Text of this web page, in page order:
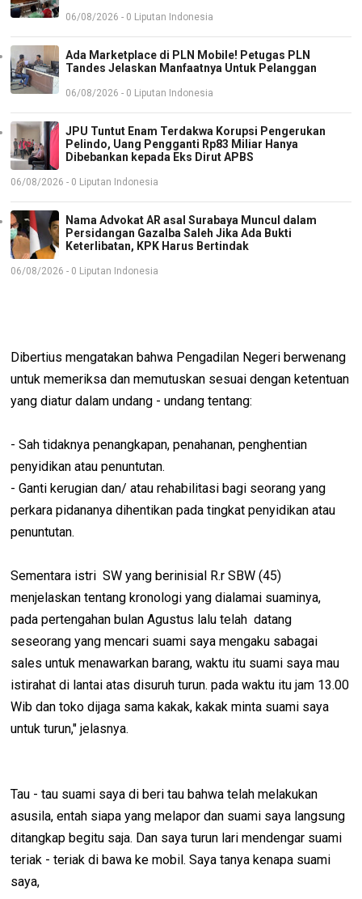
06/08/2026 - 0 Liputan Indonesia
Ada Marketplace di PLN Mobile! Petugas PLN
Tandes Jelaskan Manfaatnya Untuk Pelanggan
06/08/2026 - 0 Liputan Indonesia
JPU Tuntut Enam Terdakwa Korupsi Pengerukan
Pelindo, Uang Pengganti Rp83 Miliar Hanya
Dibebankan kepada Eks Dirut APBS
06/08/2026 - 0 Liputan Indonesia
Nama Advokat AR asal Surabaya Muncul dalam
Persidangan Gazalba Saleh Jika Ada Bukti
Keterlibatan, KPK Harus Bertindak
06/08/2026 - 0 Liputan Indonesia
Dibertius mengatakan bahwa Pengadilan Negeri berwenang
untuk memeriksa dan memutuskan sesuai dengan ketentuan
yang diatur dalam undang - undang tentang:
- Sah tidaknya penangkapan, penahanan, penghentian
penyidikan atau penuntutan.
- Ganti kerugian dan/ atau rehabilitasi bagi seorang yang
perkara pidananya dihentikan pada tingkat penyidikan atau
penuntutan.
Sementara istri SW yang berinisial R.r SBW (45)
menjelaskan tentang kronologi yang dialamai suaminya,
pada pertengahan bulan Agustus lalu telah datang
seseorang yang mencari suami saya mengaku sabagai
sales untuk menawarkan barang, waktu itu suami saya mau
istirahat di lantai atas disuruh turun. pada waktu itu jam 13.00
Wib dan toko dijaga sama kakak, kakak minta suami saya
untuk turun," jelasnya.
Tau - tau suami saya di beri tau bahwa telah melakukan
asusila, entah siapa yang melapor dan suami saya langsung
ditangkap begitu saja. Dan saya turun lari mendengar suami
teriak - teriak di bawa ke mobil. Saya tanya kenapa suami
saya,